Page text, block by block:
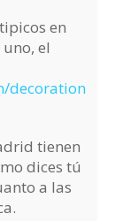
en
el
decoration
tienen
dices tú
a las